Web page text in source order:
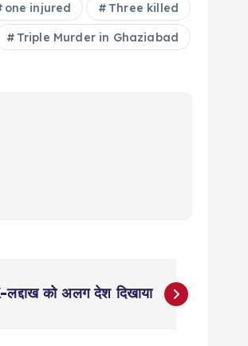
one injured Three killed
Triple Murder in Ghaziabad
को अलग देश दिखाया